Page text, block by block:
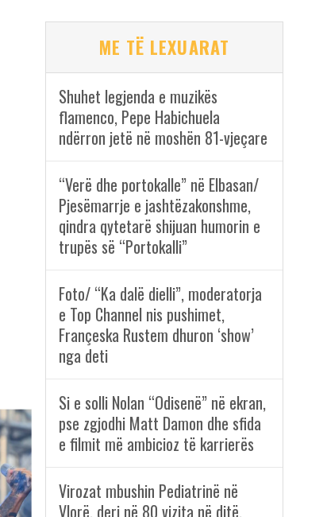
ME TË LEXUARAT
Shuhet legjenda e muzikës
flamenco, Pepe Habichuela
ndërron jetë në moshën 81-vjeçare
“Verë dhe portokalle” në Elbasan/
Pjesëmarrje e jashtëzakonshme,
qindra qytetarë shijuan humorin e
trupës së “Portokalli”
Foto/ “Ka dalë dielli”, moderatorja
e Top Channel nis pushimet,
Françeska Rustem dhuron ‘show’
nga deti
Si e solli Nolan “Odisenë” në ekran,
pse zgjodhi Matt Damon dhe sfida
e filmit më ambicioz të karrierës
Virozat mbushin Pediatrinë në
Vlorë, deri në 80 vizita në ditë,